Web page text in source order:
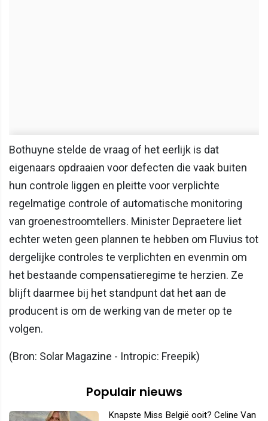
Bothuyne stelde de vraag of het eerlijk is dat
eigenaars opdraaien voor defecten die vaak buiten
hun controle liggen en pleitte voor verplichte
regelmatige controle of automatische monitoring
van groenestroomtellers. Minister Depraetere liet
echter weten geen plannen te hebben om Fluvius tot
dergelijke controles te verplichten en evenmin om
het bestaande compensatieregime te herzien. Ze
blijft daarmee bij het standpunt dat het aan de
producent is om de werking van de meter op te
volgen.
(Bron: Solar Magazine - Intropic: Freepik)
Populair nieuws
Knapste Miss België ooit? Celine Van